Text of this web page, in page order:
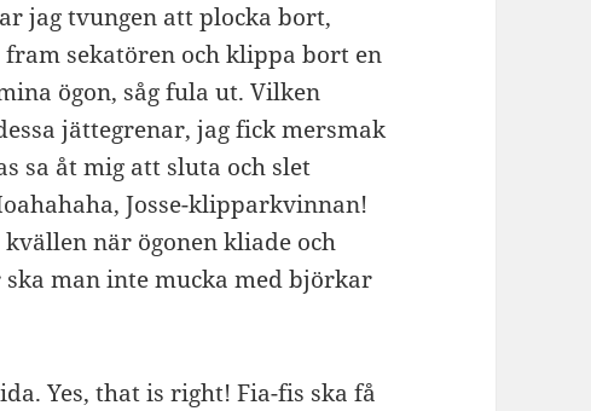
jag tvungen att plocka bort,
sekatören och klippa bort en
ögon, såg fula ut. Vilken
jättegrenar, jag fick mersmak
sa åt mig att sluta och slet
Josse-klipparkvinnan!
när ögonen kliade och
man inte mucka med björkar
Yes, that is right! Fia-fis ska få